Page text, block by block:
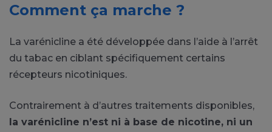
Comment ça marche ?
La varénicline a été développée dans l’aide à l’arrêt
du tabac en ciblant spécifiquement certains
récepteurs nicotiniques.
Contrairement à d’autres traitements disponibles,
la varénicline n’est ni à base de nicotine, ni un